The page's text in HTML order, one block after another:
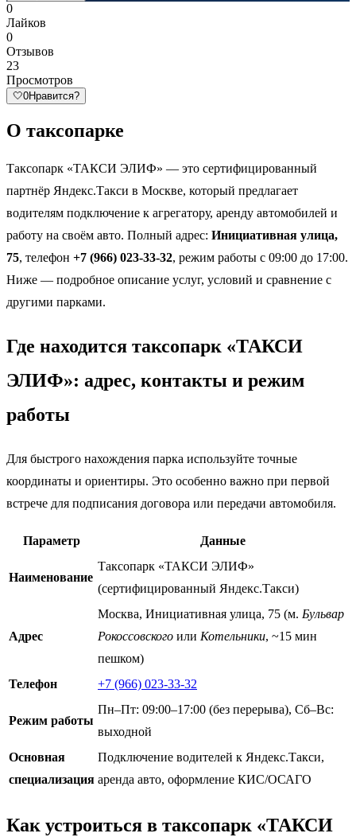
0
Лайков
0
Отзывов
23
Просмотров
🤍0Нравится?
О таксопарке
Таксопарк «ТАКСИ ЭЛИФ» — это сертифицированный
партнёр Яндекс.Такси в Москве, который предлагает
водителям подключение к агрегатору, аренду автомобилей и
работу на своём авто. Полный адрес: Инициативная улица,
75, телефон +7 (966) 023-33-32, режим работы с 09:00 до 17:00.
Ниже — подробное описание услуг, условий и сравнение с
другими парками.
Где находится таксопарк «ТАКСИ
ЭЛИФ»: адрес, контакты и режим
работы
Для быстрого нахождения парка используйте точные
координаты и ориентиры. Это особенно важно при первой
встрече для подписания договора или передачи автомобиля.
Параметр Данные
Наименование
Таксопарк «ТАКСИ ЭЛИФ»
(сертифицированный Яндекс.Такси)
Адрес
Москва, Инициативная улица, 75 (м. Бульвар
Рокоссовского или Котельники, ~15 мин
пешком)
Телефон
+7 (966) 023-33-32
Режим работы
Пн–Пт: 09:00–17:00 (без перерыва), Сб–Вс:
выходной
Основная
специализация
Подключение водителей к Яндекс.Такси,
аренда авто, оформление КИС/ОСАГО
Как устроиться в таксопарк «ТАКСИ